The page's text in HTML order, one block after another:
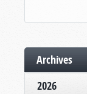
Archives
2026